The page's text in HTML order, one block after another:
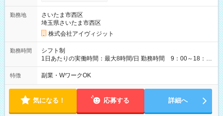
勤務地
さいたま市西区
埼玉県さいたま市西区
株式会社アイヴィジット
勤務時間
シフト制
1日あたりの実働時間：最大8時間/日 勤務時間 9：00～18：
00(実働8h、休憩1h) 土日祝含む週3日～OK、シフト制 ※もちろ
ん週5日勤務もOK♪ 勤務期間：2026年8月12日～9月9日※リスト
特徴 副業・WワークOK
気になる！ 応募する 詳細へ